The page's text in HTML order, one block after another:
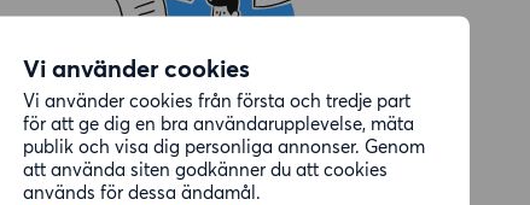
Vi använder cookies
Vi använder cookies från första och tredje part
för att ge dig en bra användarupplevelse, mäta
publik och visa dig personliga annonser. Genom
att använda siten godkänner du att cookies
används för dessa ändamål.
Annonsen du letade efter är borttagen